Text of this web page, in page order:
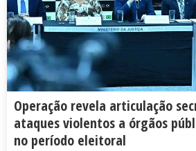
Operação revela articulação
ataques violentos a órgãos
no período eleitoral